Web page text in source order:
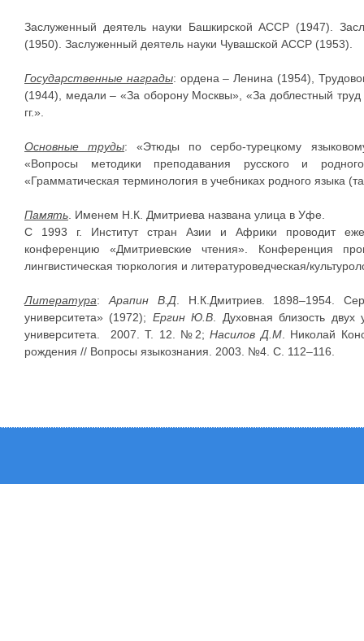
Заслуженный деятель науки Башкирской АССР (1947).
(1950). Заслуженный деятель науки Чувашской АССР (1953).
Государственные награды: ордена – Ленина (1954),
(1944), медали – «За оборону Москвы», «За доблестный
гг.».
Основные труды: «Этюды по сербо-турецкому
«Вопросы методики преподавания русского и
«Грамматическая терминология в учебниках родного языка
Память . Именем Н.К. Дмитриева названа улица в Уфе.
С 1993 г. Институт стран Азии и Африки проводит
конференцию «Дмитриевские чтения». Конференция
лингвистическая тюркология и литературоведческая/
Литература: Арапин В.Д. Н.К.Дмитриев. 1898–1954.
университета» (1972); Ергин Ю.В . Духовная близость
университета. 2007. Т. 12. №2;Насилов Д.М. Николай
рождения // Вопросы языкознания. 2003. №4. С. 112–116.